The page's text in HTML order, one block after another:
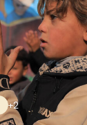
+2